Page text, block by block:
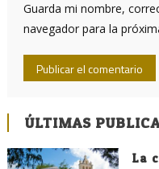
Guarda mi nombre,
navegador para la
ÚLTIMAS
La